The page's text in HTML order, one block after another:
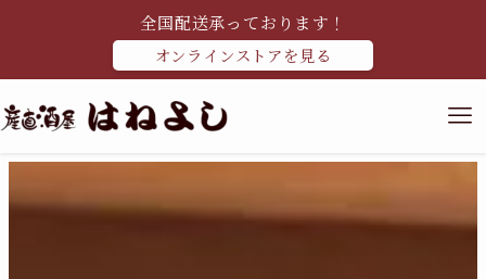
全国配送承っております！
オンラインストアを見る